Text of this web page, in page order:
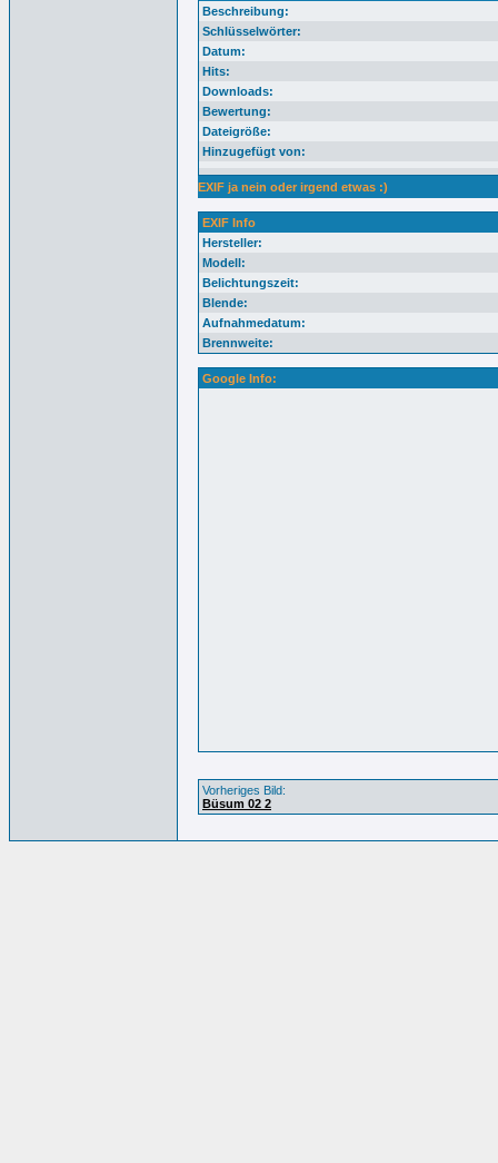
Beschreibung:
Schlüsselwörter:
Datum:
Hits:
Downloads:
Bewertung:
Dateigröße:
Hinzugefügt von:
EXIF ja nein oder irgend etwas :)
EXIF Info
Hersteller:
Modell:
Belichtungszeit:
Blende:
Aufnahmedatum:
Brennweite:
Google Info:
Vorheriges Bild:
Büsum 02 2